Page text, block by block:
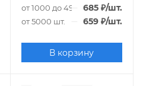
от 1000 до 4980 шт.
685 ₽/шт.
от 5000 шт. 659 ₽/шт.
В корзину